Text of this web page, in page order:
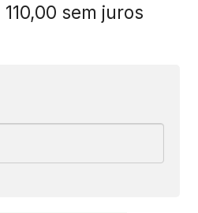
110,00 sem juros